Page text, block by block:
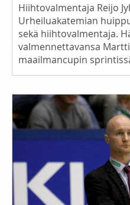
Hiihtovalmentaja Reijo
Urheiluakatemian
sekä hiihtovalmentaja.
valmennettavansa
maailmancupin